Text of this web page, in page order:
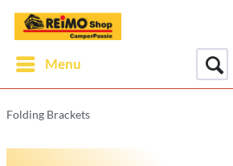
Menu
Folding Brackets